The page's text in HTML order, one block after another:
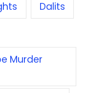
Dalits
Murder